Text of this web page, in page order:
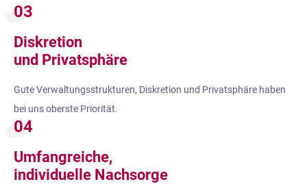
03
Diskretion
und Privatsphäre
Gute Verwaltungsstrukturen, Diskretion und Privatsphäre haben
bei uns oberste Priorität.
04
Umfangreiche,
individuelle Nachsorge